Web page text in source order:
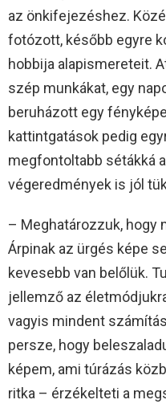
az önkifejezéshez.
fotózott, később egyre
hobbija alapismereteit.
szép munkákat, egy
beruházott egy
kattintgatások pedig
megfontoltabb sétákká
végeredmények is jól
– Meghatározzuk, hogy
Árpinak az ürgés képe
kevesebb van belőlük.
jellemző az
vagyis mindent
persze, hogy
képem, ami túrázás
ritka – érzékelteti a